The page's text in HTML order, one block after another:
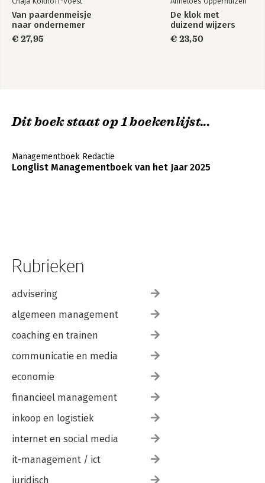
Van paardenmeisje
naar ondernemer
€ 27,95
De klok met
duizend wijzers
€ 23,50
Dit boek staat op 1 boekenlijst...
Managementboek Redactie
Longlist Managementboek van het Jaar 2025
Rubrieken
advisering
algemeen management
coaching en trainen
communicatie en media
economie
financieel management
inkoop en logistiek
internet en social media
it-management / ict
juridisch